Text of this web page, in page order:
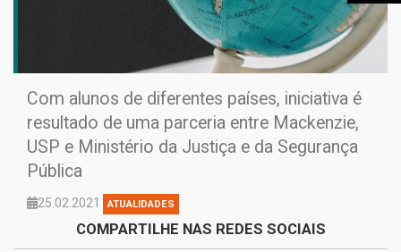
Com alunos de diferentes países, iniciativa é
resultado de uma parceria entre Mackenzie,
USP e Ministério da Justiça e da Segurança
Pública
25.02.2021 ATUALIDADES
COMPARTILHE NAS REDES SOCIAIS